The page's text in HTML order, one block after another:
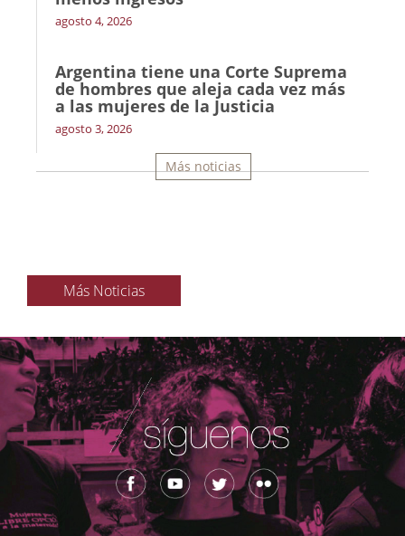
agosto 4, 2026
Argentina tiene una Corte Suprema
de hombres que aleja cada vez más
a las mujeres de la Justicia
agosto 3, 2026
Más noticias
Más Noticias